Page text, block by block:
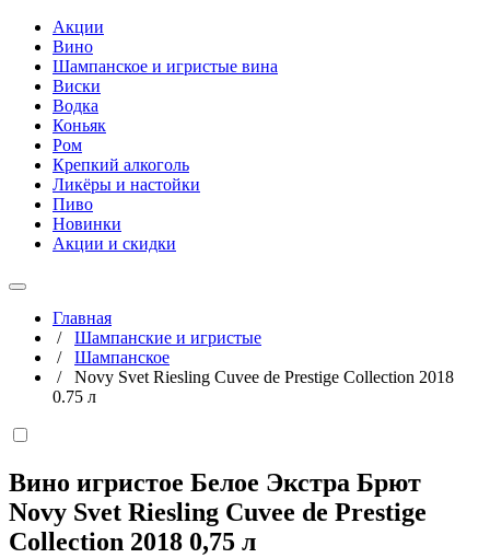
Акции
Вино
Шампанское и игристые вина
Виски
Водка
Коньяк
Ром
Крепкий алкоголь
Ликёры и настойки
Пиво
Новинки
Акции и скидки
Главная
/ Шампанские и игристые
/ Шампанское
/ Novy Svet Riesling Cuvee de Prestige Collection 2018
0.75 л
Вино игристое Белое Экстра Брют
Novy Svet Riesling Cuvee de Prestige
Collection 2018 0,75 л